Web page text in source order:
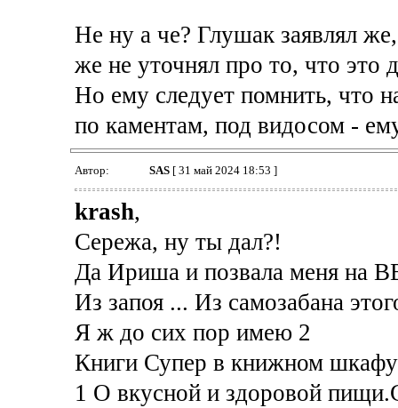
Не ну а че? Глушак заявлял
же не уточнял про то, что это
Но ему следует помнить, что
по каментам, под видосом -
Автор: SAS[ 31 май 2024 18:53 ]
krash,
Сережа, ну ты дал?!
Да Ириша и позвала меня на
Из запоя ... Из самозабана
Я ж до сих пор имею 2
Книги Супер в книжном
1 О вкусной и здоровой